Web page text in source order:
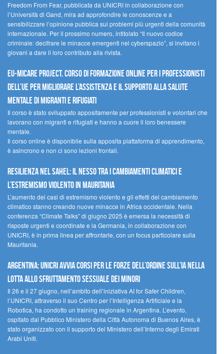
Freedom From Fear, pubblicata da UNICRI in collaborazione con
l’Università di Gand, mira ad approfondire le conoscenze e a
sensibilizzare l’opinione pubblica sui problemi più urgenti della comunità
internazionale. Per il prossimo numero, intitolato “Il nuovo codice
criminale: decifrare le minacce emergenti nel cyberspazio”, si invitano i
giovani a dare il loro contributo alla rivista.
EU-MiCare Project. Corso di formazione online per i professionisti
dell’UE per migliorare l’assistenza e il supporto alla salute
mentale di migranti e rifugiati
Il corso è stato sviluppato appositamente per professionisti e volontari che
lavorano con migranti e rifugiati e hanno a cuore il loro benessere
mentale.
Il corso online è disponibile sulla apposita piattaforma di apprendimento,
è asincrono e non ci sono lezioni frontali.
Resilienza nel Sahel: il nesso tra i cambiamenti climatici e
l’estremismo violento in Mauritania
L’aumento dei casi di estremismo violento e gli effetti del cambiamento
climatico stanno creando nuove minacce in Africa occidentale. Nella
conferenza “Climate Talks” di giugno 2025 è emersa la necessità di
risposte urgenti e coordinate e la Germania, in collaborazione con
UNICRI, è in prima linea per affrontarle, con un focus particolare sulla
Mauritania.
Argentina: UNICRI avvia corsi per le forze dell’ordine sull’IA nella
lotta allo sfruttamento sessuale dei minori
Il 26 e il 27 giugno, nell’ambito dell’iniziativa AI for Safer Children,
l’UNICRI, attraverso il suo Centro per l’Intelligenza Artificiale e la
Robotica, ha condotto un training regionale in Argentina. L’evento,
ospitato dal Pubblico Ministero della Città Autonoma di Buenos Aires, è
stato organizzato con il supporto del Ministero dell’Interno degli Emirati
Arabi Uniti.